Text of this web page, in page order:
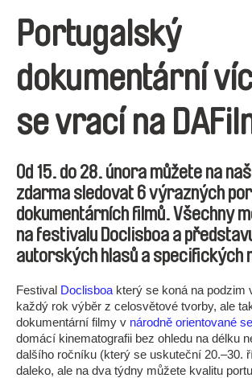
Portugalský
dokumentární
se vrací na
Od 15. do 28. února můžete na
zdarma sledovat 6 výrazných
dokumentárních filmů. Všechny
na festivalu Doclisboa a
autorských hlasů a specifických
Festival Doclisboa který se koná na podzim
každý rok výběr z celosvětové tvorby, ale
dokumentární filmy v národně orientované
domácí kinematografii bez ohledu na délku
dalšího ročníku (který se uskuteční 20.–30.
daleko, ale na dva týdny můžete kvalitu